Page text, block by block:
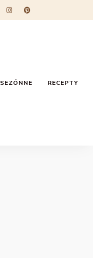
SEZÓNNE RECEPTY